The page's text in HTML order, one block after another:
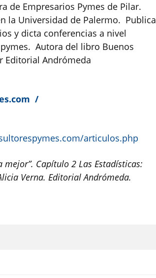
de Empresarios Pymes de Pilar.
la Universidad de Palermo. Publica
y dicta conferencias a nivel
Autora del libro Buenos
Editorial Andrómeda
/
articulos.php
mejor”. Capítulo 2 Las Estadísticas:
Verna. Editorial Andrómeda.